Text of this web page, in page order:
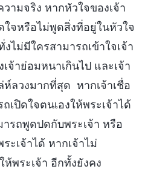
ามจริง หากหัวใจของเจ้า
ใจหรือไม่พูดสิ่งที่อยู่ในหัวใจ
ไม่มีใครสามารถเข้าใจเจ้า
จ้าย่อมหนาเกินไป และเจ้า
ห์ลวงมากที่สุด หากเจ้าเชื่อ
เปิดใจตนเองให้พระเจ้าได้
รถพูดปดกับพระเจ้า หรือ
ะเจ้าได้ หากเจ้าไม่
พระเจ้า อีกทั้งยังคง